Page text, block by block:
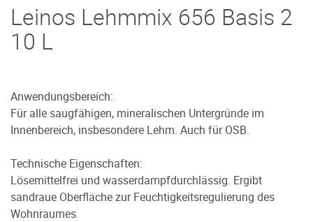
Leinos Lehmmix 656 Basis 2
10 L
Anwendungsbereich:
Für alle saugfähigen, mineralischen Untergründe im
Innenbereich, insbesondere Lehm. Auch für OSB.
Technische Eigenschaften:
Lösemittelfrei und wasserdampfdurchlässig. Ergibt
sandraue Oberfläche zur Feuchtigkeitsregulierung des
Wohnraumes.